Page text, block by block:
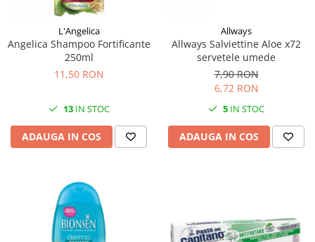
L'Angelica
Angelica Shampoo Fortificante
250ml
11,50 RON
13IN STOC
ADAUGA IN COS
Allways
Allways Salviettine Aloe x72
servetele umede
7,90 RON
6,72 RON
5 IN STOC
ADAUGA IN COS